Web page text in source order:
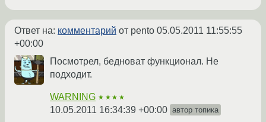
Ответ на: комментарий от pento 05.05.2011 11:55:55
+00:00
Посмотрел, бедноват функционал. Не
подходит.
WARNING ★★★★
10.05.2011 16:34:39 +00:00 автор топика